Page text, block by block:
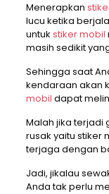
Menerapkan
lucu ketika
untuk stiker mobil
masih sedikit
Sehingga saat
kendaraan akan
mobil dapat
Malah jika terjadi
rusak yaitu stiker
terjaga dengan
Jadi, jikalau
Anda tak perlu